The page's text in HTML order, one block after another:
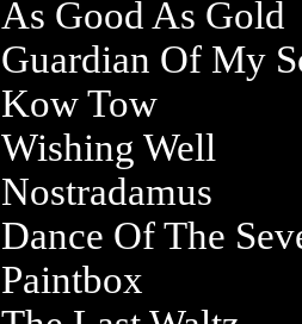
As Good As Gold
Guardian Of My
Kow Tow
Wishing Well
Nostradamus
Dance Of The
Paintbox